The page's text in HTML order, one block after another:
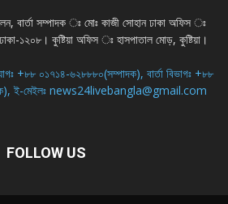
বার্তা সম্পাদক ঃ মোঃ কাজী সোহান ঢাকা অফিস ঃ
১২০৮। কুষ্টিয়া অফিস ঃ হাসপাতাল মোড়, কুষ্টিয়া।
+৮৮ ০১৭১৪-৬২৮৮৮০(সম্পাদক), বার্তা বিভাগঃ +৮৮
ই-মেইলঃ news24livebangla@gmail.com
FOLLOW US